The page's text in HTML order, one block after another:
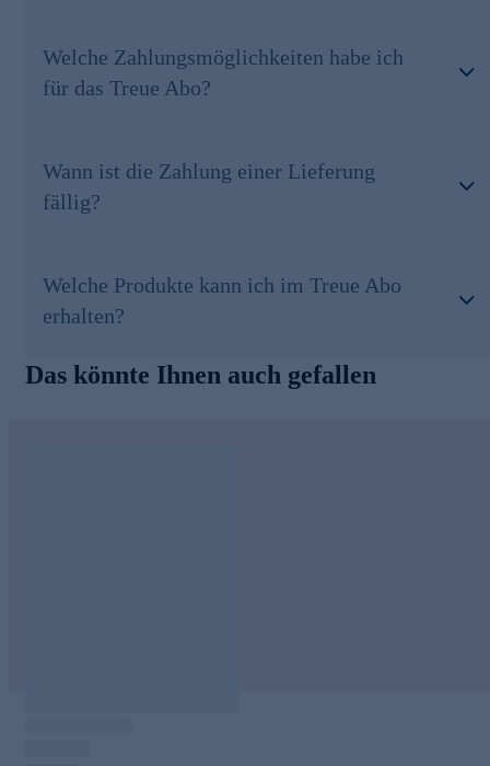
Welche Zahlungsmöglichkeiten habe ich
für das Treue Abo?
Wann ist die Zahlung einer Lieferung
fällig?
Welche Produkte kann ich im Treue Abo
erhalten?
Das könnte Ihnen auch gefallen